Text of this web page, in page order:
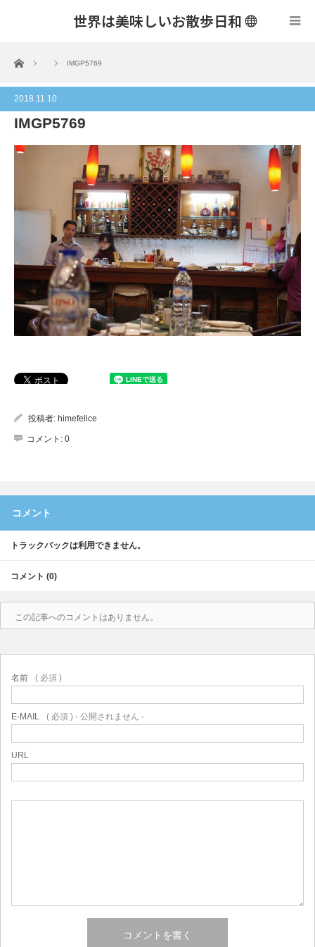
世界は美味しいお散歩日和
ホーム IMGP5769
2018.11.10
IMGP5769
投稿者: himefelice
コメント: 0
コメント
トラックバックは利用できません。
コメント (0)
この記事へのコメントはありません。
名前 ( 必須 )
E-MAIL ( 必須 ) - 公開されません -
URL